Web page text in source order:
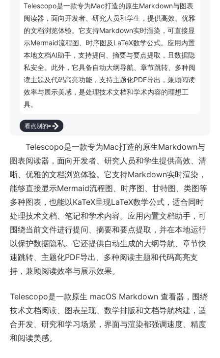
Telescopo是一款专为Mac打造的原生Markdown与图表
阅读器，面向开发者、研究人员和学生，提供高效、优雅
的文档浏览体验。它支持Markdown实时渲染，可直接显
示Mermaid流程图、时序图及LaTeX数学公式。应用内置
本地文档AI助手，支持提问、摘要与要点提取，且数据隐
私安全。此外，它具备自动大纲导航、章节跳转、多种阅
读主题及代码高亮功能，支持主题化PDF导出，兼顾阅读
效率与展示美感，是处理技术文档和学术内容的理想工
具。
看点别的
Telescopo是一款专为Mac打造的原生Markdown与
图表阅读器，面向开发者、研究人员和学生提供高效、清
晰、优雅的文档浏览体验。它支持Markdown实时渲染，
能够直接显示Mermaid流程图、时序图、甘特图、类图等
多种图表，也能以KaTeX呈现LaTeX数学公式，适合同时
处理技术文档、笔记和学术内容。应用内置文档助手，可
围绕当前文件进行提问、摘要和要点提取，并在本地运行
以保护数据隐私。它还提供自动生成的大纲导航、章节快
速跳转、主题化PDF导出、多种阅读主题和代码高亮支
持，兼顾阅读效率与展示效果。
Telescopo是一款原生 macOS Markdown 查看器，围绕
技术文档阅读、图表呈现、数学排版和文档导航构建，适
合开发、研究和学习场景，界面与渲染都强调速度、精度
和阅读美感。